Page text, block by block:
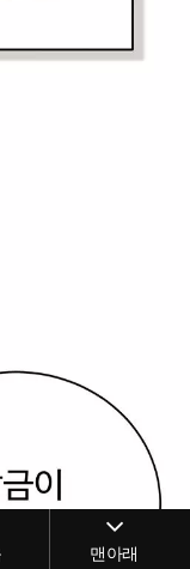
맨아래